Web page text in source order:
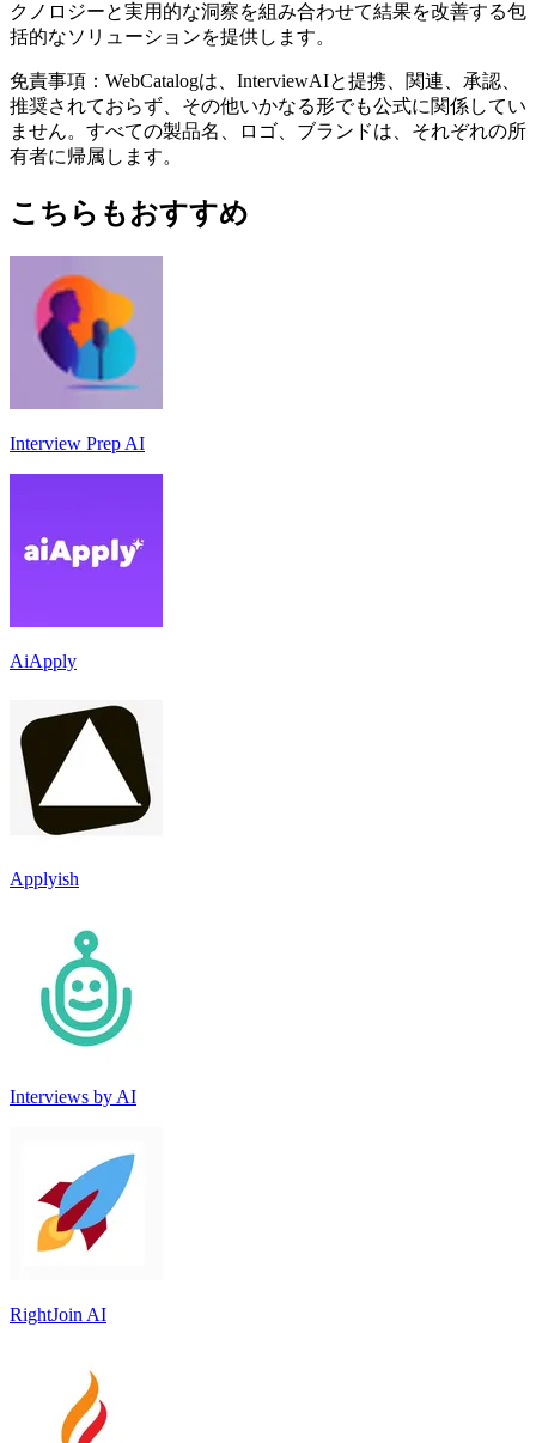
クノロジーと実用的な洞察を組み合わせて結果を改善する包
括的なソリューションを提供します。
免責事項：WebCatalogは、InterviewAIと提携、関連、承認、
推奨されておらず、その他いかなる形でも公式に関係してい
ません。すべての製品名、ロゴ、ブランドは、それぞれの所
有者に帰属します。
こちらもおすすめ
Interview Prep AI
AiApply
Applyish
Interviews by AI
RightJoin AI